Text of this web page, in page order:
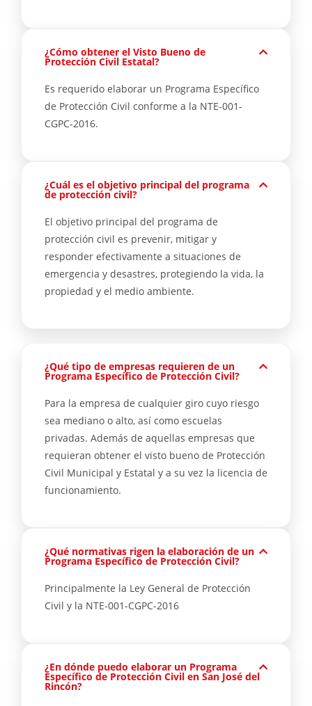
¿Cómo obtener el Visto Bueno de
Protección Civil Estatal?
Es requerido elaborar un Programa Específico
de Protección Civil conforme a la NTE-001-
CGPC-2016.
¿Cuál es el objetivo principal del programa
de protección civil?
El objetivo principal del programa de
protección civil es prevenir, mitigar y
responder efectivamente a situaciones de
emergencia y desastres, protegiendo la vida, la
propiedad y el medio ambiente.
¿Qué tipo de empresas requieren de un
Programa Específico de Protección Civil?
Para la empresa de cualquier giro cuyo riesgo
sea mediano o alto, así como escuelas
privadas. Además de aquellas empresas que
requieran obtener el visto bueno de Protección
Civil Municipal y Estatal y a su vez la licencia de
funcionamiento.
¿Qué normativas rigen la elaboración de un
Programa Específico de Protección Civil?
Principalmente la Ley General de Protección
Civil y la NTE-001-CGPC-2016
¿En dónde puedo elaborar un Programa
Específico de Protección Civil en San José del
Rincón?